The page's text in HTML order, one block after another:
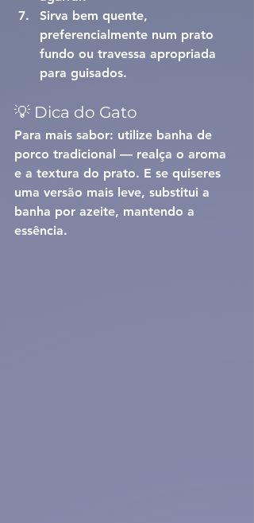
Sirva bem quente,
preferencialmente num prato
fundo ou travessa apropriada
para guisados.
💡 Dica do Gato
Para mais sabor: utilize banha de
porco tradicional — realça o aroma
e a textura do prato. E se quiseres
uma versão mais leve, substitui a
banha por azeite, mantendo a
essência.